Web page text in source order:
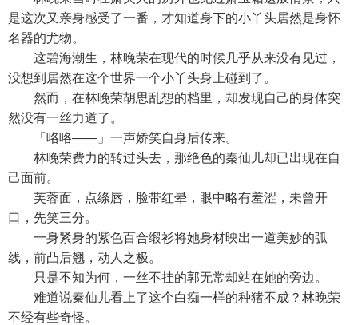
是这次又亲身感受了一番，才知道身下的小丫头居然是身怀
名器的尤物。
这碧海潮生，林晚荣在现代的时候几乎从来没有见过，
没想到居然在这个世界一个小丫头身上碰到了。
然而，在林晚荣胡思乱想的档里，却发现自己的身体突
然没有一丝力道了。
「咯咯——」一声娇笑自身后传来。
林晚荣费力的转过头去，那绝色的秦仙儿却已出现在自
己面前。
芙蓉面，点绦唇，脸带红晕，眼中略有羞涩，未曾开
口，先笑三分。
一身紧身的紫色百合缎衫将她身材映出一道美妙的弧
线，前凸后翘，动人之极。
只是不知为何，一丝不挂的郭无常却站在她的旁边。
难道说秦仙儿看上了这个白痴一样的种猪不成？林晚荣
不经有些奇怪。